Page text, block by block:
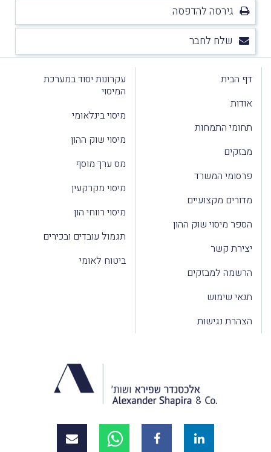
גירסה להדפסה
שלח לחבר
דף הבית
אודות
תחומי התמחות
מבזקים
פרסומי המשרד
מדורים מקצועיים
הספר מיסוי שוק ההון
יצירת קשר
הרשמה למבזקים
תנאי שימוש
הצהרת נגישות
עקרונות יסוד במערכת
המיסוי
מיסוי בינלאומי
מיסוי שוק ההון
מס ערך מוסף
מיסוי מקרקעין
מיסוי רווחי הון
תגמול עובדים ובכירים
ביטוח לאומי